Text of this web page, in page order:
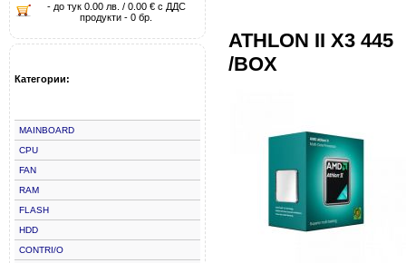
- до тук 0.00 лв. / 0.00 € с ДДС
продукти - 0 бр.
Категории:
MAINBOARD
CPU
FAN
RAM
FLASH
HDD
CONTRI/O
ATHLON II X3 445
/BOX